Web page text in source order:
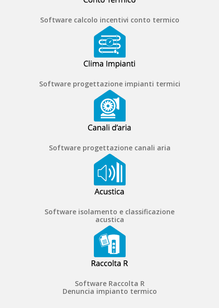
Software calcolo incentivi conto termico
Software progettazione impianti termici
Software progettazione canali aria
Software isolamento e classificazione
acustica
Software Raccolta R
Denuncia impianto termico